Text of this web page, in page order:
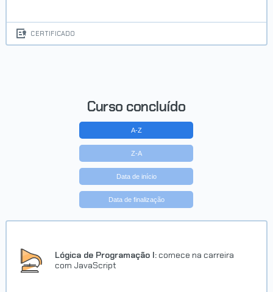
CERTIFICADO
Curso concluído
A-Z
Z-A
Data de início
Data de finalização
Lógica de Programação I: comece na carreira
com JavaScript